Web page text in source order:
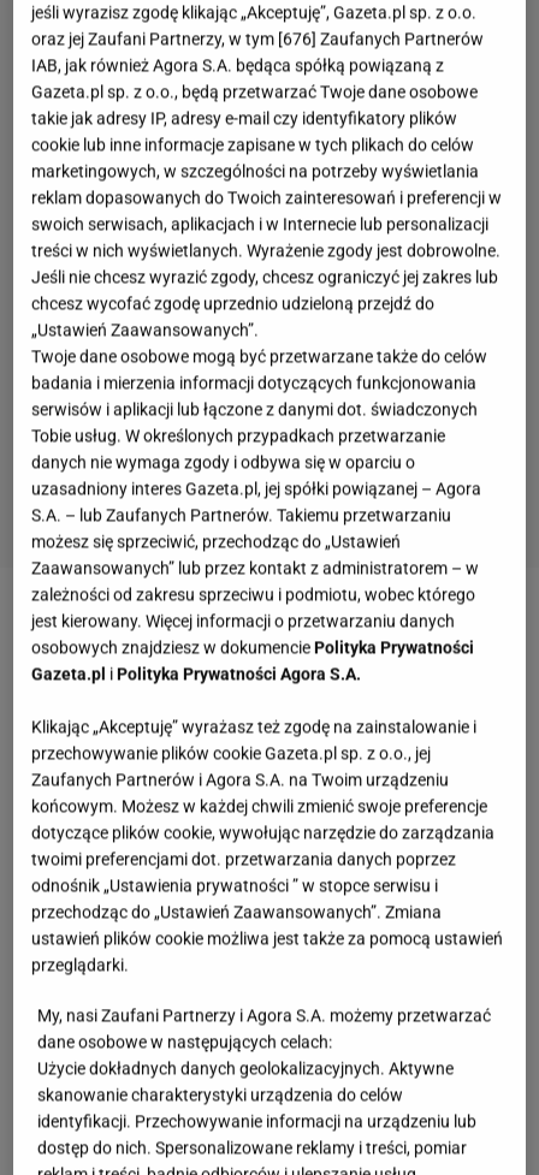
Do tej torebki zmieścisz wszystko
Jeżeli szukasz torebki, która będzie tak praktyczna i
pakowna, że zmieścisz do niej wszystko, to
koniecznie biegnij do Biedronki. Znajdziesz tam
najmodniejszą torebkę typu shopper, która jest nie
piękna, ale i bardzo funkcjonalna. Perfekcyjnie
łączyć się będzie z kurtką, a wiosną także z
eleganckim płaszczem.
jeśli wyrazisz zgodę klikając „Akceptuję”, Gazeta.pl sp. z o.o.
oraz jej Zaufani Partnerzy, w tym [676] Zaufanych Partnerów
IAB, jak również Agora S.A. będąca spółką powiązaną z
Gazeta.pl sp. z o.o., będą przetwarzać Twoje dane osobowe
takie jak adresy IP, adresy e-mail czy identyfikatory plików
cookie lub inne informacje zapisane w tych plikach do celów
marketingowych, w szczególności na potrzeby wyświetlania
reklam dopasowanych do Twoich zainteresowań i preferencji w
swoich serwisach, aplikacjach i w Internecie lub personalizacji
treści w nich wyświetlanych. Wyrażenie zgody jest dobrowolne.
Jeśli nie chcesz wyrazić zgody, chcesz ograniczyć jej zakres lub
chcesz wycofać zgodę uprzednio udzieloną przejdź do
„Ustawień Zaawansowanych”.
Twoje dane osobowe mogą być przetwarzane także do celów
badania i mierzenia informacji dotyczących funkcjonowania
serwisów i aplikacji lub łączone z danymi dot. świadczonych
Tobie usług. W określonych przypadkach przetwarzanie
danych nie wymaga zgody i odbywa się w oparciu o
uzasadniony interes Gazeta.pl, jej spółki powiązanej – Agora
S.A. – lub Zaufanych Partnerów. Takiemu przetwarzaniu
możesz się sprzeciwić, przechodząc do „Ustawień
Zaawansowanych” lub przez kontakt z administratorem – w
zależności od zakresu sprzeciwu i podmiotu, wobec którego
jest kierowany. Więcej informacji o przetwarzaniu danych
osobowych znajdziesz w dokumenciePolityka Prywatności
Gazeta.pl iPolityka Prywatności Agora S.A.
Klikając „Akceptuję” wyrażasz też zgodę na zainstalowanie i
przechowywanie plików cookie Gazeta.pl sp. z o.o., jej
Zaufanych Partnerów i Agora S.A. na Twoim urządzeniu
końcowym. Możesz w każdej chwili zmienić swoje preferencje
dotyczące plików cookie, wywołując narzędzie do zarządzania
twoimi preferencjami dot. przetwarzania danych poprzez
odnośnik „Ustawienia prywatności ” w stopce serwisu i
przechodząc do „Ustawień Zaawansowanych”. Zmiana
ustawień plików cookie możliwa jest także za pomocą ustawień
przeglądarki.
My, nasi Zaufani Partnerzy i Agora S.A. możemy przetwarzać
dane osobowe w następujących celach:
Użycie dokładnych danych geolokalizacyjnych. Aktywne
skanowanie charakterystyki urządzenia do celów
identyfikacji. Przechowywanie informacji na urządzeniu lub
dostęp do nich. Spersonalizowane reklamy i treści, pomiar